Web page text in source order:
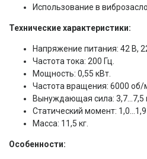
Использование в
Технические характеристики:
Напряжение питания: 42 В,
Частота тока: 200 Гц.
Мощность: 0,55 кВт.
Частота вращения: 6000 об/
Вынуждающая сила: 3,7...7,5
Статический момент:
Масса: 11,5 кг.
Особенности: